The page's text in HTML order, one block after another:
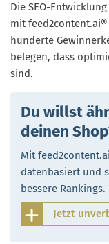
Die SEO-
mit
hunderte
belegen, dass
sind.
Du willst
deinen
Mit
datenbasiert und
bessere Rankings.
Jetzt